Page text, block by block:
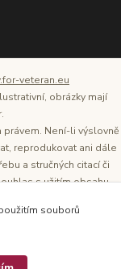
veteran.eu
obrázky mají
právem. Není-li výslovně
reprodukovat ani dále
a stručných citací či
s užitím obsahu
Oršel. souborů